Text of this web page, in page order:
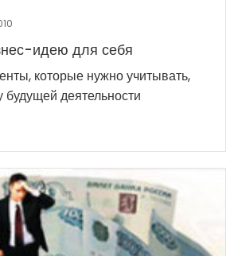
идею для себя
которые нужно учитывать,
деятельности